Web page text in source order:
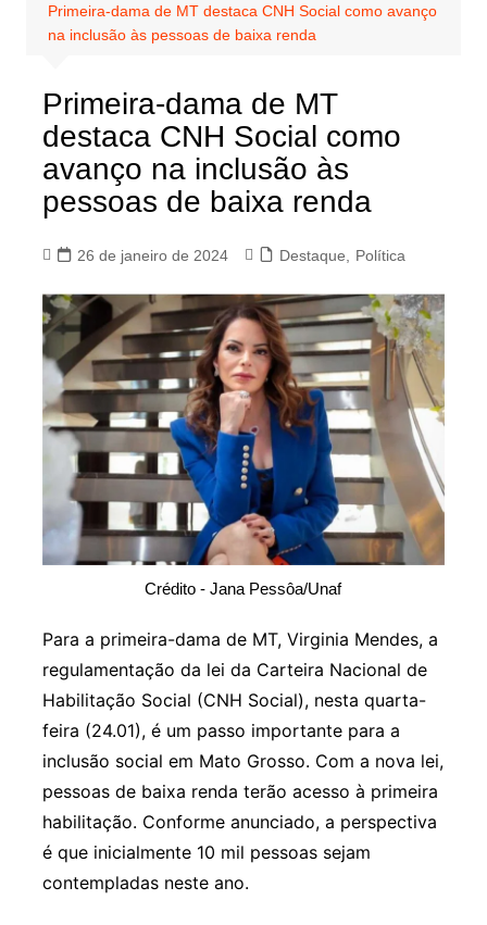
Primeira-dama de MT destaca CNH Social como avanço
na inclusão às pessoas de baixa renda
Primeira-dama de MT
destaca CNH Social como
avanço na inclusão às
pessoas de baixa renda
26 de janeiro de 2024 Destaque Política
Crédito - Jana Pessôa/Unaf
Para a primeira-dama de MT, Virginia Mendes, a
regulamentação da lei da Carteira Nacional de
Habilitação Social (CNH Social), nesta quarta-
feira (24.01), é um passo importante para a
inclusão social em Mato Grosso. Com a nova lei,
pessoas de baixa renda terão acesso à primeira
habilitação. Conforme anunciado, a perspectiva
é que inicialmente 10 mil pessoas sejam
contempladas neste ano.